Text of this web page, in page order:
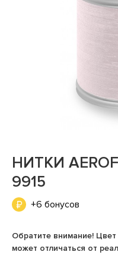
НИТКИ
9915
+6 бонусов
Обратите внимание!
может отличаться от